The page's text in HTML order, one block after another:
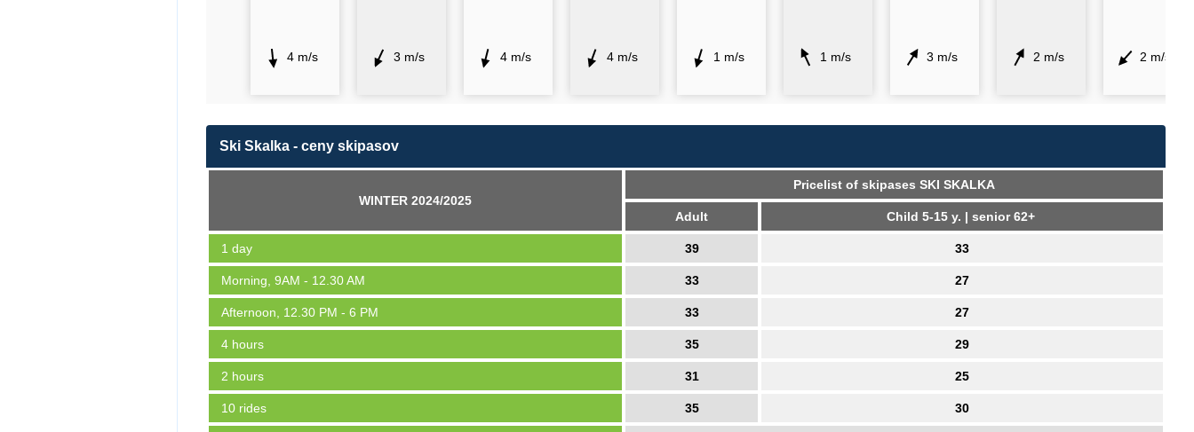
4 m/s 3 m/s 4 m/s 4 m/s 1 m/s 1 m/s 3 m/s 2 m/s 2 m/s
Ski Skalka - ceny skipasov
WINTER 2024/2025
Pricelist of skipases SKI SKALKA
Adult Child 5-15 y. | senior 62+
1 day 39 33
Morning, 9AM - 12.30 AM 33 27
Afternoon, 12.30 PM - 6 PM 33 27
4 hours 35 29
2 hours 31 25
10 rides 35 30